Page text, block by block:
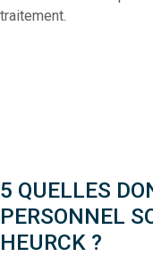
traitement.
5 QUELLES
PERSONNEL
HEURCK ?